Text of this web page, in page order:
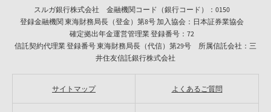
スルガ銀行株式会社 金融機関コード（銀行コード）：0150
登録金融機関 東海財務局長（登金）第8号 加入協会：日本証券業協会
確定拠出年金運営管理業 登録番号：72
信託契約代理業 登録番号 東海財務局長（代信）第29号 所属信託会社：三
井住友信託銀行株式会社
サイトマップ よくあるご質問